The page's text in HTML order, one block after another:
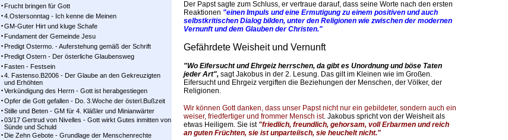
Frucht bringen für Gott
4.Ostersonntag - Ich kenne die Meinen
GM-Guter Hirt und kluge Schafe
Fundament der Gemeinde Jesu
Predigt Ostermo. - Auferstehung gemäß der Schrift
Predigt Ostern - Der österliche Glaubensweg
Fasten - Festsein
4. Fastenso.B2006 - Der Glaube an den Gekreuzigten
und Erhöhten
Verkündigung des Herrn - Gott ist herabgestiegen
Opfer die Gott gefallen - Do. 3.Woche der österl.Bußzeit
Stille und Beten - GM für 4. Kläßler und Minianwärter
03/17 Gertrud von Nivelles - Gott wirkt Gutes inmitten von
Sünde und Schuld
Die Zehn Gebote - Grundlage der Menschenrechte
Der Papst sagte zum Schluss, er vertraue darauf, dass seine Worte nach den ersten
Reaktionen "einen Impuls und eine Ermutigung zu einem positiven und auch
selbstkritischen Dialog bilden, unter den Religionen wie zwischen der modernen
Vernunft und dem Glauben der Christen."
Gefährdete Weisheit und Vernunft
"Wo Eifersucht und Ehrgeiz herrschen, da gibt es Unordnung und böse Taten
jeder Art", sagt Jakobus in der 2. Lesung. Das gilt im Kleinen wie im Großen.
Eifersucht und Ehrgeiz vergiften die Beziehungen der Menschen, der Völker, der
Religionen.
Wir können Gott danken, dass unser Papst nicht nur ein gebildeter, sondern auch ein
weiser, friedfertiger und frommer Mensch ist. Jakobus spricht von der Weisheit als
etwas Heiligem. Sie ist "friedlich, freundlich, gehorsam, voll Erbarmen und reich
an guten Früchten, sie ist unparteiisch, sie heuchelt nicht."